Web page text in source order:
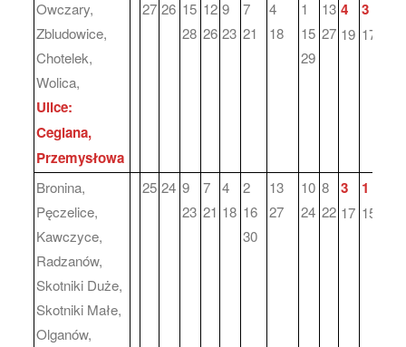
Owczary,
Zbludowice,
Chotelek,
Wolica,
Ulice:
Ceglana,
Przemysłowa
27 26 15
28
12
26
9
23
7
21
4
18
1
15
29
13
27
4
19
3
17
Bronina,
Pęczelice,
Kawczyce,
Radzanów,
Skotniki Duże,
Skotniki Małe,
Olganów,
25 24 9
23
7
21
4
18
2
16
30
13
27
10
24
8
22
3
17
1
15